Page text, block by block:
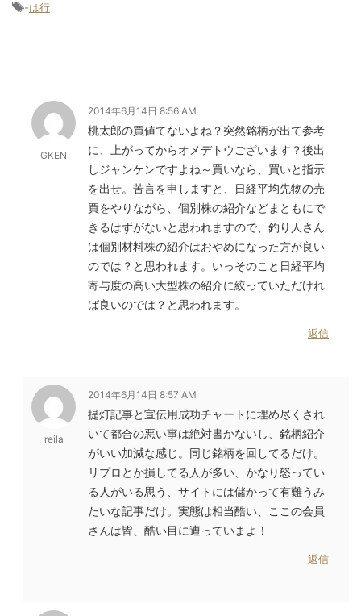
-は行
GKEN
2014年6月14日 8:56 AM
桃太郎の買値てないよね？突然銘柄が出て参考
に、上がってからオメデトウございます？後出
しジャンケンですよね～買いなら、買いと指示
を出せ。苦言を申しますと、日経平均先物の売
買をやりながら、個別株の紹介などまともにで
きるはずがないと思われますので、釣り人さん
は個別材料株の紹介はおやめになった方が良い
のでは？と思われます。いっそのこと日経平均
寄与度の高い大型株の紹介に絞っていただけれ
ば良いのでは？と思われます。
返信
reila
2014年6月14日 8:57 AM
提灯記事と宣伝用成功チャートに埋め尽くされ
いて都合の悪い事は絶対書かないし、銘柄紹介
がいい加減な感じ。同じ銘柄を回してるだけ。
リプロとか損してる人が多い、かなり怒ってい
る人がいる思う、サイトには儲かって有難うみ
たいな記事だけ。実態は相当酷い、ここの会員
さんは皆、酷い目に遭っていまよ！
返信